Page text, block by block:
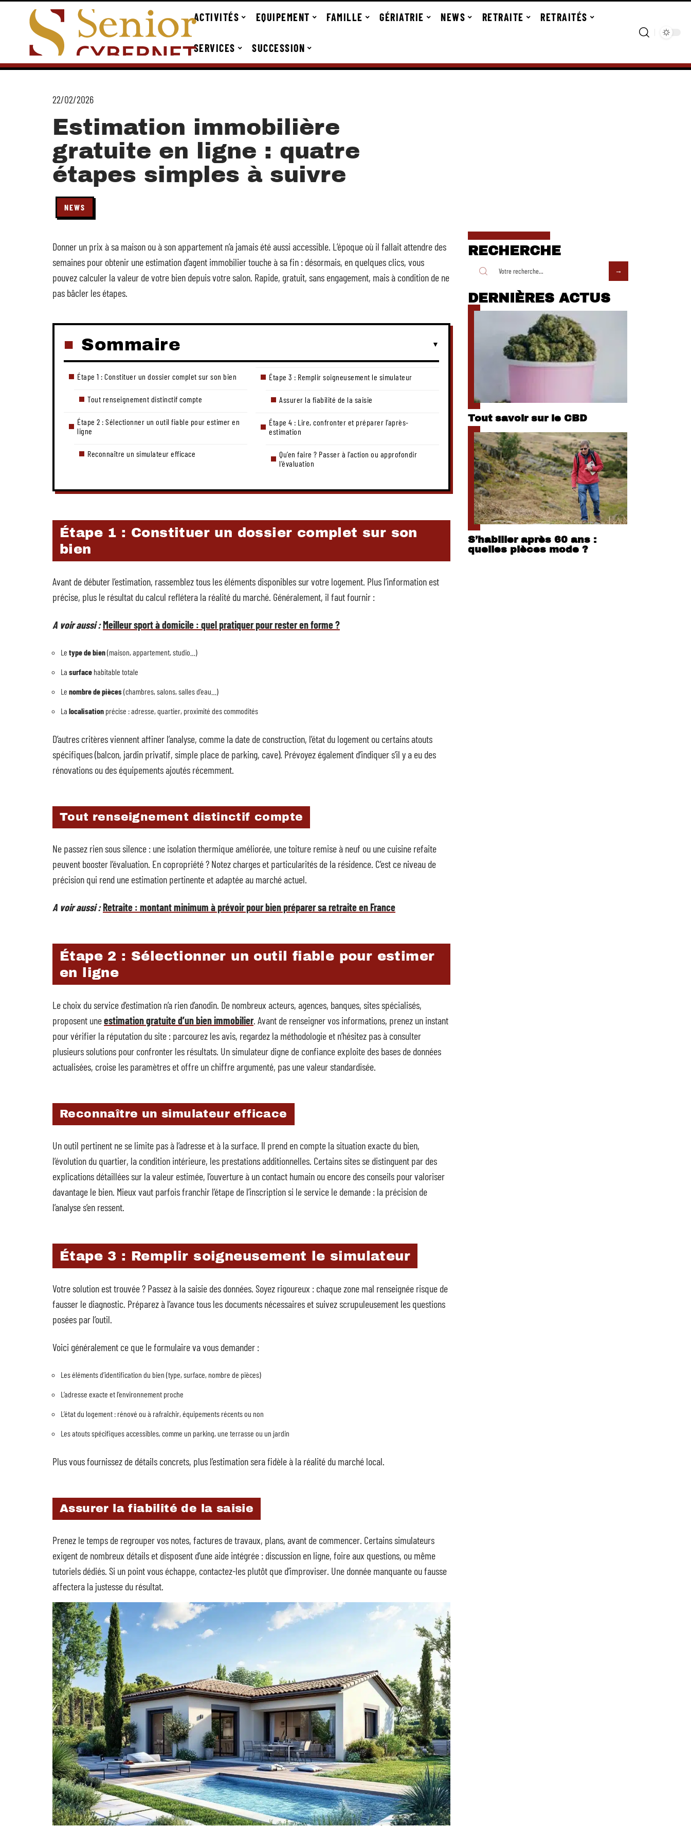
ACTIVITÉS EQUIPEMENT FAMILLE GÉRIATRIE NEWS RETRAITE RETRAITÉS
SERVICES SUCCESSION
22/02/2026
Estimation immobilière
gratuite en ligne : quatre
étapes simples à suivre
NEWS
Donner un prix à sa maison ou à son appartement n’a jamais été aussi accessible. L’époque où il fallait attendre des
semaines pour obtenir une estimation d’agent immobilier touche à sa fin : désormais, en quelques clics, vous
pouvez calculer la valeur de votre bien depuis votre salon. Rapide, gratuit, sans engagement, mais à condition de ne
pas bâcler les étapes.
Sommaire
Étape 1 : Constituer un dossier complet sur son bien
Tout renseignement distinctif compte
Étape 2 : Sélectionner un outil fiable pour estimer en
ligne
Reconnaître un simulateur efficace
Étape 3 : Remplir soigneusement le simulateur
Assurer la fiabilité de la saisie
Étape 4 : Lire, confronter et préparer l’après-
estimation
Qu’en faire ? Passer à l’action ou approfondir
l’évaluation
Étape 1 : Constituer un dossier complet sur son
bien
Avant de débuter l’estimation, rassemblez tous les éléments disponibles sur votre logement. Plus l’information est
précise, plus le résultat du calcul reflétera la réalité du marché. Généralement, il faut fournir :
A voir aussi :Meilleur sport à domicile : quel pratiquer pour rester en forme ?
Le type de bien(maison, appartement, studio…)
La surface habitable totale
Le nombre de pièces(chambres, salons, salles d’eau…)
La localisation précise : adresse, quartier, proximité des commodités
D’autres critères viennent affiner l’analyse, comme la date de construction, l’état du logement ou certains atouts
spécifiques (balcon, jardin privatif, simple place de parking, cave). Prévoyez également d’indiquer s’il y a eu des
rénovations ou des équipements ajoutés récemment.
Tout renseignement distinctif compte
Ne passez rien sous silence : une isolation thermique améliorée, une toiture remise à neuf ou une cuisine refaite
peuvent booster l’évaluation. En copropriété ? Notez charges et particularités de la résidence. C’est ce niveau de
précision qui rend une estimation pertinente et adaptée au marché actuel.
A voir aussi :Retraite : montant minimum à prévoir pour bien préparer sa retraite en France
Étape 2 : Sélectionner un outil fiable pour estimer
en ligne
Le choix du service d’estimation n’a rien d’anodin. De nombreux acteurs, agences, banques, sites spécialisés,
proposent uneestimation gratuite d’un bien immobilier. Avant de renseigner vos informations, prenez un instant
pour vérifier la réputation du site : parcourez les avis, regardez la méthodologie et n’hésitez pas à consulter
plusieurs solutions pour confronter les résultats. Un simulateur digne de confiance exploite des bases de données
actualisées, croise les paramètres et offre un chiffre argumenté, pas une valeur standardisée.
Reconnaître un simulateur efficace
Un outil pertinent ne se limite pas à l’adresse et à la surface. Il prend en compte la situation exacte du bien,
l’évolution du quartier, la condition intérieure, les prestations additionnelles. Certains sites se distinguent par des
explications détaillées sur la valeur estimée, l’ouverture à un contact humain ou encore des conseils pour valoriser
davantage le bien. Mieux vaut parfois franchir l’étape de l’inscription si le service le demande : la précision de
l’analyse s’en ressent.
Étape 3 : Remplir soigneusement le simulateur
Votre solution est trouvée ? Passez à la saisie des données. Soyez rigoureux : chaque zone mal renseignée risque de
fausser le diagnostic. Préparez à l’avance tous les documents nécessaires et suivez scrupuleusement les questions
posées par l’outil.
Voici généralement ce que le formulaire va vous demander :
Les éléments d’identification du bien (type, surface, nombre de pièces)
L’adresse exacte et l’environnement proche
L’état du logement : rénové ou à rafraîchir, équipements récents ou non
Les atouts spécifiques accessibles, comme un parking, une terrasse ou un jardin
Plus vous fournissez de détails concrets, plus l’estimation sera fidèle à la réalité du marché local.
Assurer la fiabilité de la saisie
Prenez le temps de regrouper vos notes, factures de travaux, plans, avant de commencer. Certains simulateurs
exigent de nombreux détails et disposent d’une aide intégrée : discussion en ligne, foire aux questions, ou même
tutoriels dédiés. Si un point vous échappe, contactez-les plutôt que d’improviser. Une donnée manquante ou fausse
affectera la justesse du résultat.
RECHERCHE
DERNIÈRES ACTUS
Tout savoir sur le CBD
S’habiller après 60 ans :
quelles pièces mode ?